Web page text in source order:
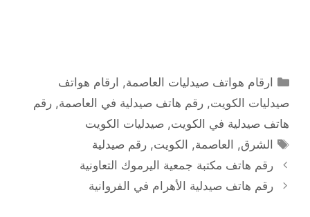
التصنيفات
ارقام هواتف صيدليات العاصمة, ارقام هواتف
صيدليات الكويت, رقم هاتف صيدلية في العاصمة, رقم
هاتف صيدلية في الكويت, صيدليات الكويت
الوسوم
الشرق, العاصمة, الكويت,رقم صيدلية
رقم هاتف مكتبة جمعية اليرموك التعاونية
رقم هاتف صيدلية الأهرام في الفروانیة